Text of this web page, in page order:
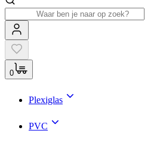
0
Plexiglas
PVC